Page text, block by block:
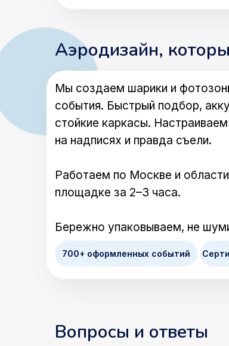
Аэродизайн,
Мы создаем шарики и
события. Быстрый подбор,
стойкие каркасы.
на надписях и правда съели.
Работаем по Москве и
площадке за 2–3 часа.
Бережно упаковываем, не
700+ оформленных событий
Вопросы и ответы